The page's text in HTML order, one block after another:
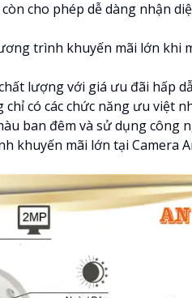
cho phép dễ dàng nhận
trình khuyến mãi lớn khi
lượng với giá ưu đãi hấp
chỉ có các chức năng ưu việt
ban đêm và sử dụng công
khuyến mãi lớn tại Camera